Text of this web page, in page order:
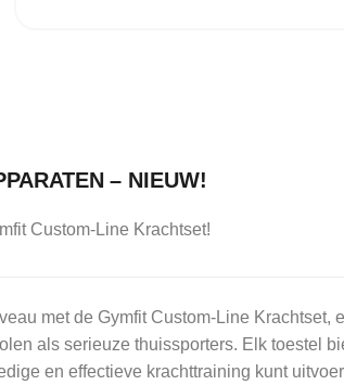
– NIEUW!
Custom-Line Krachtset!
met de Gymfit Custom-Line
als serieuze thuissporters. Elk toestel
en effectieve krachttraining kunt